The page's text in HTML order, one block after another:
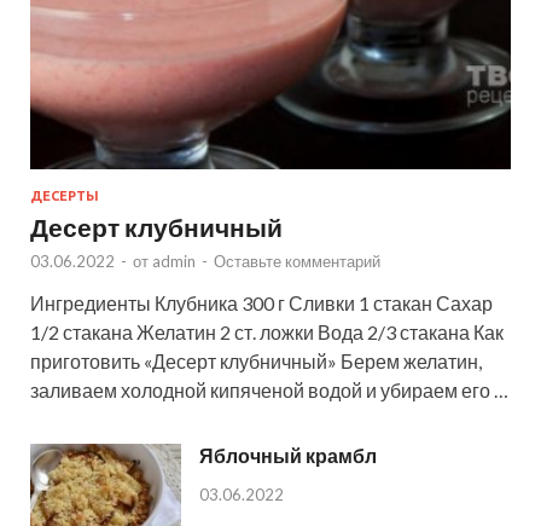
ДЕСЕРТЫ
Десерт клубничный
03.06.2022 - от admin - Оставьте комментарий
Ингредиенты Клубника 300 г Сливки 1 стакан Сахар
1/2 стакана Желатин 2 ст. ложки Вода 2/3 стакана Как
приготовить «Десерт клубничный» Берем желатин,
заливаем холодной кипяченой водой и убираем его …
Яблочный крамбл
03.06.2022